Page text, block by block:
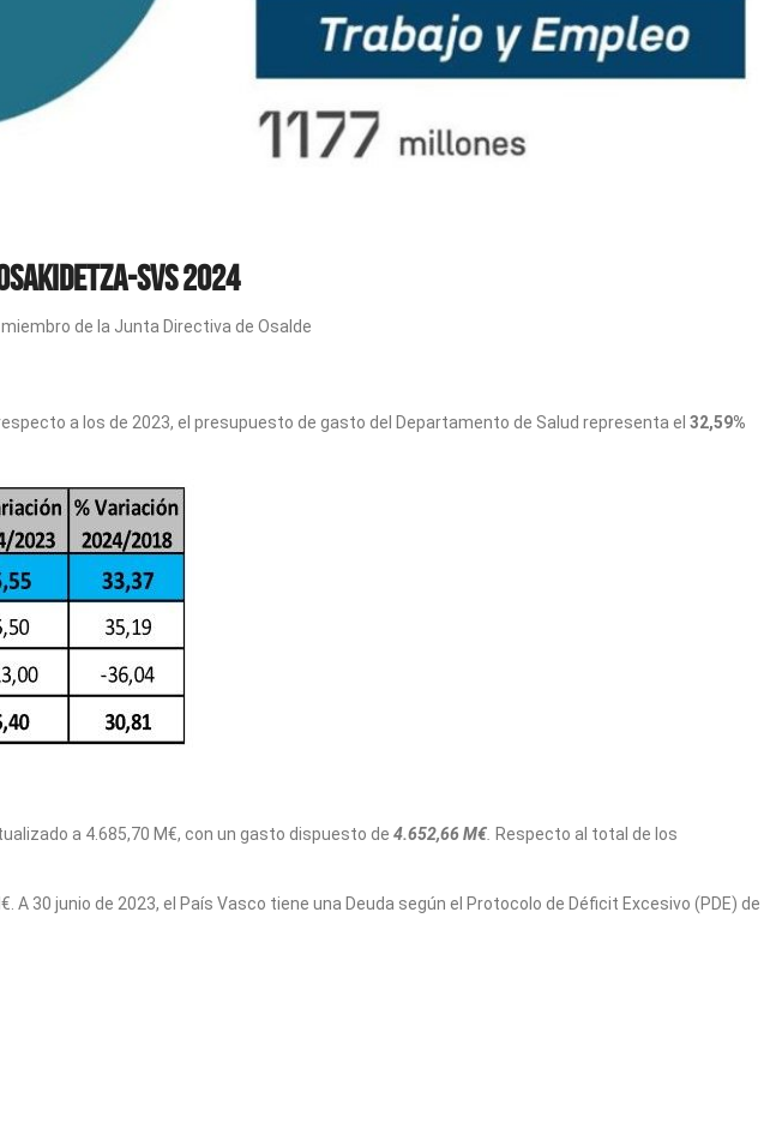
SVS 2024
de la Junta Directiva de Osalde
a los de 2023, el presupuesto de gasto del Departamento de Salud representa el 32,59%
a 4.685,70 M€, con un gasto dispuesto de 4.652,66 M€ Respecto al total de los
30 junio de 2023, el País Vasco tiene una Deuda según el Protocolo de Déficit Excesivo (PDE) de